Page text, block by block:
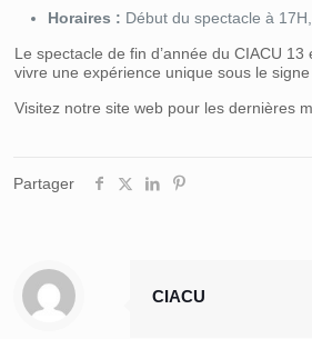
Horaires : Début du spectacle à
Le spectacle de fin d’année du CIACU
vivre une expérience unique sous le
Visitez notre site web pour les dernières
Partager
CIACU